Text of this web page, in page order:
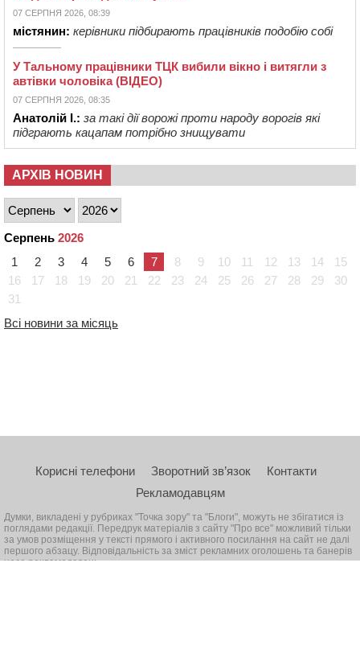
07 СЕРПНЯ 2026, 08:39
містянин: керівники підбирають працівників подобію собі
У Тальному працівники ТЦК вибили вікно і витягли з
автівки чоловіка (ВІДЕО)
07 СЕРПНЯ 2026, 08:35
Анатолій І.: за такі дії ворожі проти народу ворогів які
підграють кацапам потрібно знищувати
АРХІВ НОВИН
Серпень 2026
1
2 3 4 5 6 7 8 9 10 11 12 13 14
15
16
17 18 19 20 21 22 23 24 25 26 27 28 29
30
31
Всі новини за місяць
Корисні телефони Зворотний зв’язок
Контакти
Рекламодавцям
Думки, викладені у рубриках "Точка зору" та "Блоги", можуть не збігатися із
поглядами редакції. Передрук матеріалів з сайту "Про все" можливий тільки
за умов розміщення у тексті прямого і активного посилання на сайт не далі
першого абзацу. Відповідальність за зміст рекламних оголошень та банерів
несе рекламодавець